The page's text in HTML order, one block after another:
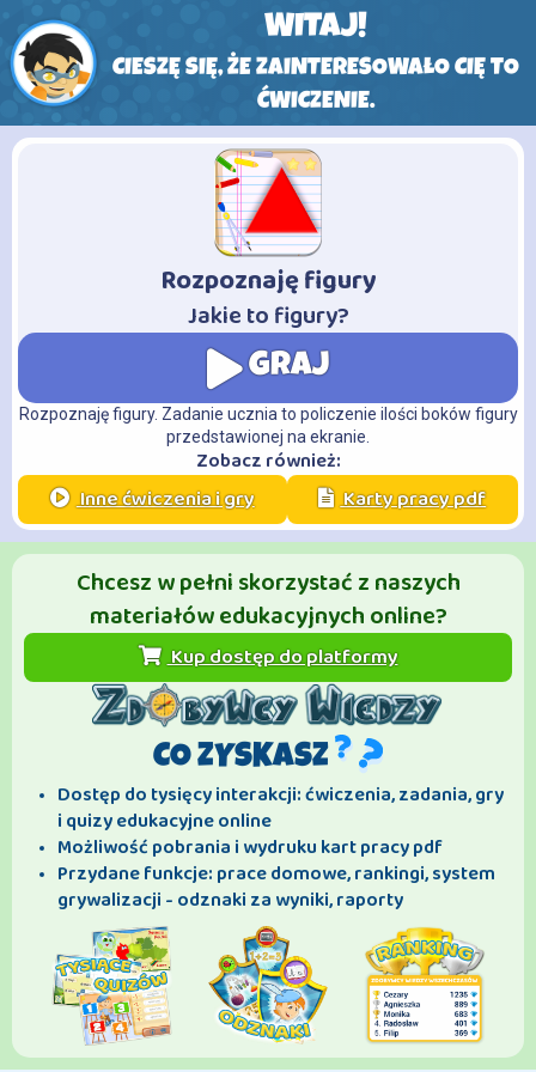
WITAJ!
CIESZĘ SIĘ, ŻE ZAINTERESOWAŁO CIĘ TO
ĆWICZENIE.
Rozpoznaję figury
- Jakie to figury?
GRAJ
Rozpoznaję figury. Zadanie ucznia to policzenie ilości boków figury
przedstawionej na ekranie.
Zobacz również:
Inne ćwiczenia i gry Karty pracy pdf
Chcesz w pełni skorzystać z naszych
materiałów edukacyjnych online?
Kup dostęp do platformy
CO ZYSKASZ
Dostęp do tysięcy interakcji: ćwiczenia, zadania, gry
i quizy edukacyjne online
Możliwość pobrania i wydruku kart pracy pdf
Przydane funkcje: prace domowe, rankingi, system
grywalizacji - odznaki za wyniki, raporty